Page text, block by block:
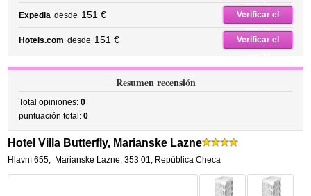
precio
Expedia desde 151 €
Verificar el
precio
Hotels.com desde 151 €
Verificar el
precio
Resumen recensión
Total opiniones:0
puntuación total:0
Hotel Villa Butterfly, Marianske Lazne
Hlavní 655, Marianske Lazne,353 01, República Checa